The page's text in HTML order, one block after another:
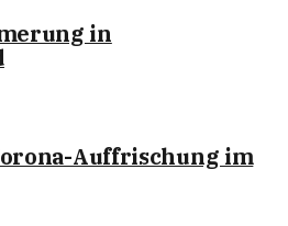
in
Auffrischung im